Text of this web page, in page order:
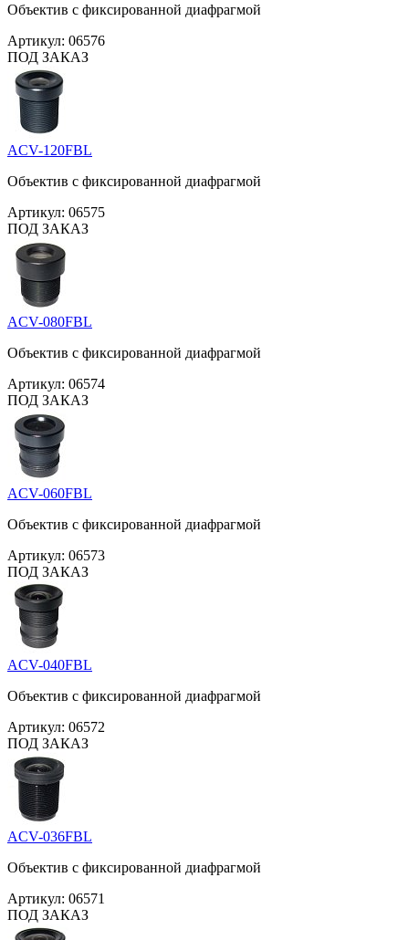
Объектив с фиксированной диафрагмой
Артикул: 06576
ПОД ЗАКАЗ
ACV-120FBL
Объектив с фиксированной диафрагмой
Артикул: 06575
ПОД ЗАКАЗ
ACV-080FBL
Объектив с фиксированной диафрагмой
Артикул: 06574
ПОД ЗАКАЗ
ACV-060FBL
Объектив с фиксированной диафрагмой
Артикул: 06573
ПОД ЗАКАЗ
ACV-040FBL
Объектив с фиксированной диафрагмой
Артикул: 06572
ПОД ЗАКАЗ
ACV-036FBL
Объектив с фиксированной диафрагмой
Артикул: 06571
ПОД ЗАКАЗ